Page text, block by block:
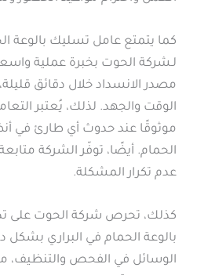
كما يتمتع عامل تسليك بالوعة
لـشركة الحوت بخبرة عملية
مصدر الانسداد خلال دقائق
الوقت والجهد. لذلك، يُعتبر
موثوقًا عند حدوث أي طارئ في
الحمام. أيضًا، توفّر الشركة
عدم تكرار المشكلة.
كذلك، تحرص شركة الحوت على
بالوعة الحمام في البراري
الوسائل في الفحص والتنظيف،